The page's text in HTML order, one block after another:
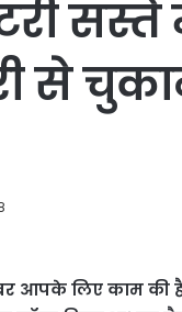
से
आपके लिए काम की